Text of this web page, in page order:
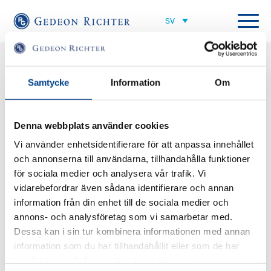
Samtycke Information Om
Denna webbplats använder cookies
Vi använder enhetsidentifierare för att anpassa innehållet
och annonserna till användarna, tillhandahålla funktioner
för sociala medier och analysera vår trafik. Vi
vidarebefordrar även sådana identifierare och annan
information från din enhet till de sociala medier och
annons- och analysföretag som vi samarbetar med.
Dessa kan i sin tur kombinera informationen med annan
information som du har tillhandahållit eller som de har
Alla nyheter
2020-12-21
https://youtu.be/8eKjN5OErPM